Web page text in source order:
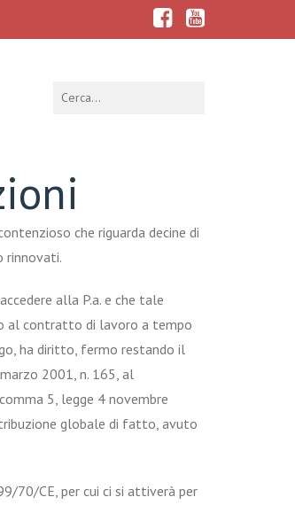
che riguarda decine di
rinnovati.
alla P.a. e che tale
al contratto di lavoro a tempo
ha diritto, fermo restando il
2001, n. 165, al
5, legge 4 novembre
globale di fatto, avuto
70/CE, per cui ci si attiverà per